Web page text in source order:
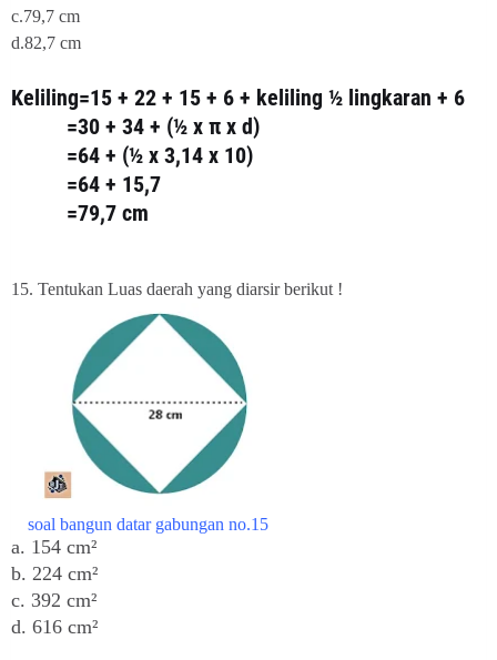
c.79,7 cm
d.82,7 cm
Keliling=15 + 22 + 15 + 6 + keliling ½ lingkaran + 6
=30 + 34 + (½ x π x d)
=64 + (½ x 3,14 x 10)
=64 + 15,7
=79,7 cm
15. Tentukan Luas daerah yang diarsir berikut !
soal bangun datar gabungan no.15
a. 154 cm²
b. 224 cm²
c. 392 cm²
d. 616 cm²